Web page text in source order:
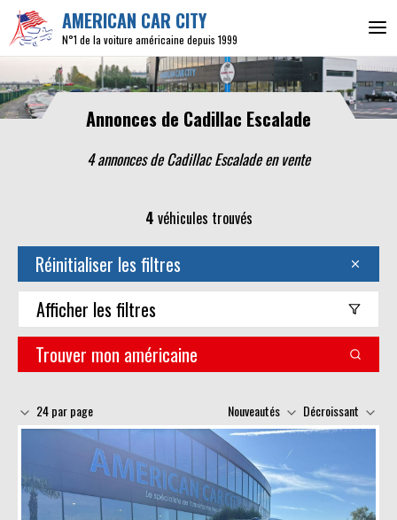
AMERICAN CAR CITY
N°1 de la voiture américaine depuis 1999
Annonces de Cadillac Escalade
4 annonces de Cadillac Escalade en vente
4 véhicules trouvés
Réinitialiser les filtres
Afficher les filtres
Trouver mon américaine
24 par page Nouveautés Décroissant